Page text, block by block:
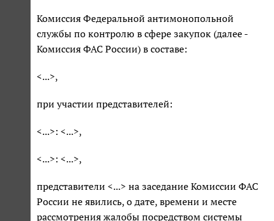
Комиссия Федеральной антимонопольной
службы по контролю в сфере закупок (далее -
Комиссия ФАС России) в составе:
<...>,
при участии представителей:
<...>: <...>,
<...>: <...>,
представители <...> на заседание Комиссии ФАС
России не явились, о дате, времени и месте
рассмотрения жалобы посредством системы